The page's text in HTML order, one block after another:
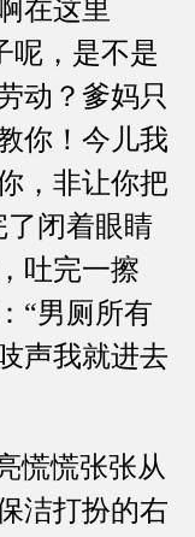
在这里
呢，是不是
动？爹妈只
你！今儿我
，非让你把
了闭着眼睛
吐完一擦
“男厕所有
声我就进去
慌张张从
洁打扮的右